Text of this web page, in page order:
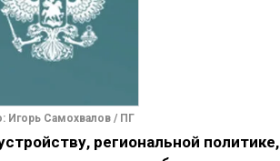
Игорь Самохвалов / ПГ
региональной политике,